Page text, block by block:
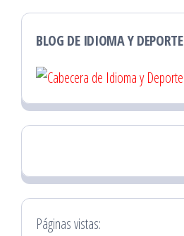
BLOG DE IDIOMA Y DEPORTE
Páginas vistas: